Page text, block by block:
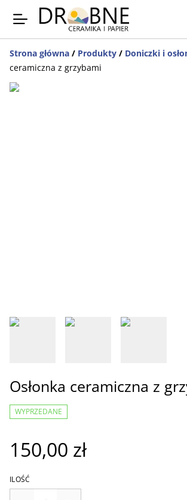
Strona główna / Produkty / Doniczki i
ceramiczna z grzybami
Osłonka ceramiczna z
WYPRZEDANE
150,00 zł
ILOŚĆ